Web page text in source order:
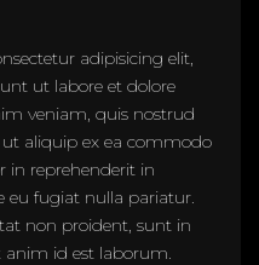
adipisicing elit,
ut labore et dolore
veniam, quis nostrud
aliquip ex ea commodo
in reprehenderit in
eu fugiat nulla pariatur.
non proident, sunt in
id est laborum.